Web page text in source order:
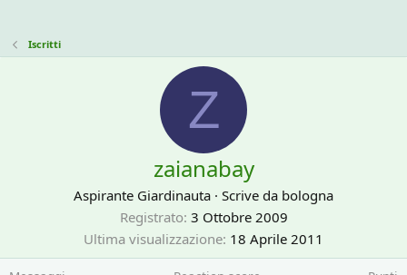
Iscritti
Z
zaianabay
Aspirante Giardinauta · Scrive da bologna
Registrato 3 Ottobre 2009
Ultima visualizzazione 18 Aprile 2011